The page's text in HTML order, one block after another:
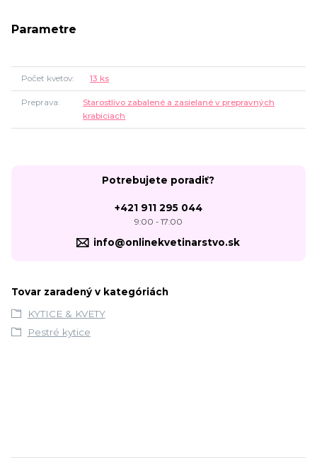
Parametre
Počet kvetov 13 ks
Preprava
Starostlivo zabalené a zasielané v prepravných
krabiciach
Potrebujete poradiť?
+421 911 295 044
9:00 - 17:00
info@onlinekvetinarstvo.sk
Tovar zaradený v kategóriách
KYTICE & KVETY
Pestré kytice